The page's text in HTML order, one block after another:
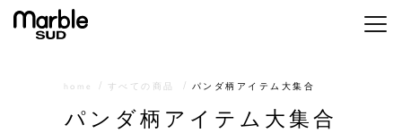
メニ
home すべての商品 パンダ柄アイテム大集合
パンダ柄アイテム大集合